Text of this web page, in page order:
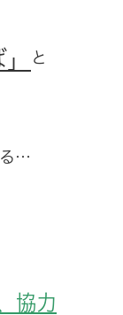
と
る…
協力